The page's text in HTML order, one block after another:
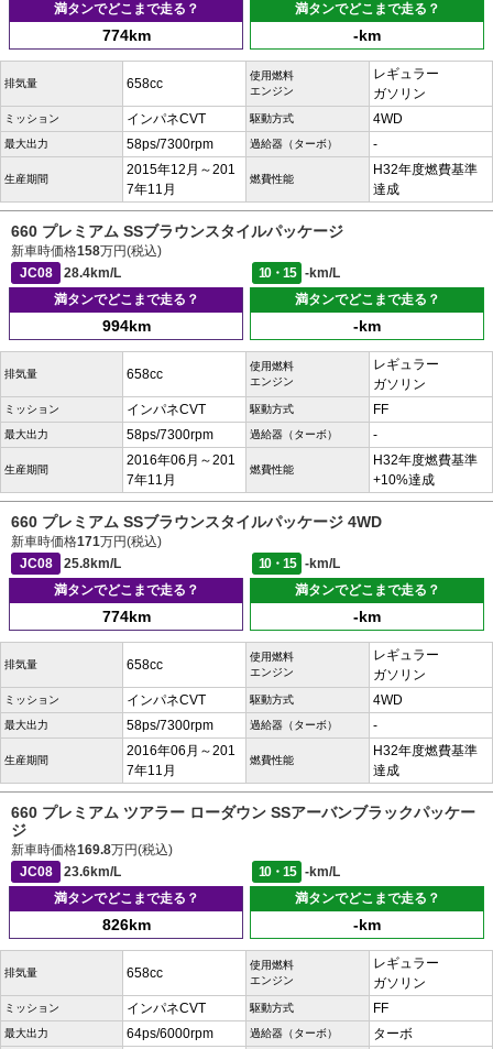
満タンでどこまで走る？
774km
満タンでどこまで走る？
-km
排気量 658cc
使用燃料
エンジン
レギュラー
ガソリン
ミッション インパネCVT 駆動方式 4WD
最大出力 58ps/7300rpm 過給器（ターボ） -
生産期間
2015年12月～201
7年11月
燃費性能
H32年度燃費基準
達成
660 プレミアム SSブラウンスタイルパッケージ
新車時価格158万円(税込)
JC08
28.4km/L 10・15
-km/L
満タンでどこまで走る？
994km
満タンでどこまで走る？
-km
排気量 658cc
使用燃料
エンジン
レギュラー
ガソリン
ミッション インパネCVT 駆動方式 FF
最大出力 58ps/7300rpm 過給器（ターボ） -
生産期間
2016年06月～201
7年11月
燃費性能
H32年度燃費基準
+10%達成
660 プレミアム SSブラウンスタイルパッケージ 4WD
新車時価格171万円(税込)
JC08
25.8km/L 10・15
-km/L
満タンでどこまで走る？
774km
満タンでどこまで走る？
-km
排気量 658cc
使用燃料
エンジン
レギュラー
ガソリン
ミッション インパネCVT 駆動方式 4WD
最大出力 58ps/7300rpm 過給器（ターボ） -
生産期間
2016年06月～201
7年11月
燃費性能
H32年度燃費基準
達成
660 プレミアム ツアラー ローダウン SSアーバンブラックパッケー
ジ
新車時価格169.8万円(税込)
JC08
23.6km/L 10・15
-km/L
満タンでどこまで走る？
826km
満タンでどこまで走る？
-km
排気量 658cc
使用燃料
エンジン
レギュラー
ガソリン
ミッション インパネCVT 駆動方式 FF
最大出力 64ps/6000rpm 過給器（ターボ） ターボ